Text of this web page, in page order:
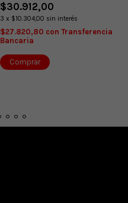
$30.912,00
3 x $10.304,00 sin interés
$27.820,80 con Transferencia
Bancaria